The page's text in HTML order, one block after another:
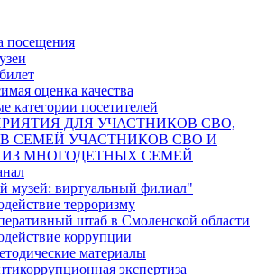
посещения
оценка качества
категории посетителей
ДЛЯ УЧАСТНИКОВ СВО,
СЕМЕЙ УЧАСТНИКОВ СВО И
ИЗ МНОГОДЕТНЫХ СЕМЕЙ
музей: виртуальный филиал"
терроризму
штаб в Смоленской области
коррупции
материалы
экспертиза